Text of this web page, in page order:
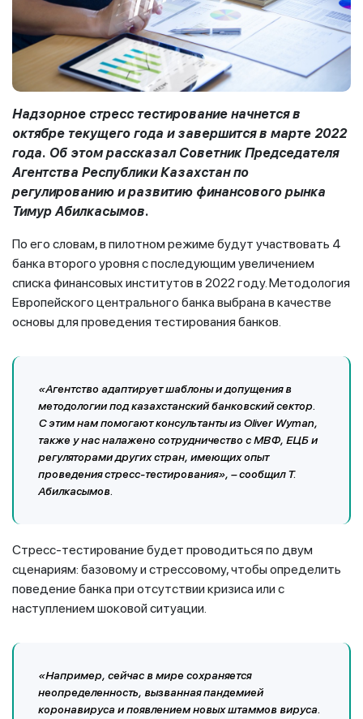
Надзорное стресс тестирование начнется в
октябре текущего года и завершится в марте 2022
года. Об этом рассказал Советник Председателя
Агентства Республики Казахстан по
регулированию и развитию финансового рынка
Тимур Абилкасымов.
По его словам, в пилотном режиме будут участвовать 4
банка второго уровня с последующим увеличением
списка финансовых институтов в 2022 году. Методология
Европейского центрального банка выбрана в качестве
основы для проведения тестирования банков.
«Агентство адаптирует шаблоны и допущения в
методологии под казахстанский банковский сектор.
С этим нам помогают консультанты из Oliver Wyman,
также у нас налажено сотрудничество с МВФ, ЕЦБ и
регуляторами других стран, имеющих опыт
проведения стресс-тестирования», – сообщил Т.
Абилкасымов.
Стресс-тестирование будет проводиться по двум
сценариям: базовому и стрессовому, чтобы определить
поведение банка при отсутствии кризиса или с
наступлением шоковой ситуации.
«Например, сейчас в мире сохраняется
неопределенность, вызванная пандемией
коронавируса и появлением новых штаммов вируса.